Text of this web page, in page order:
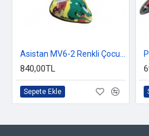
840,00TL
Sepete Ekle